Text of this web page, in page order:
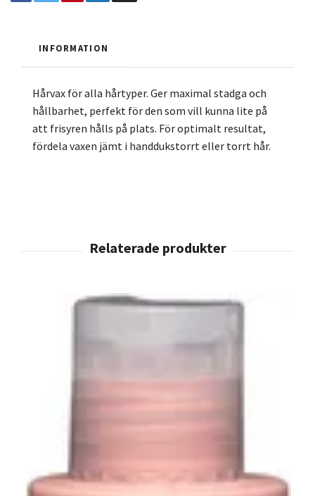
INFORMATION
Hårvax för alla hårtyper. Ger maximal stadga och
hållbarhet, perfekt för den som vill kunna lite på
att frisyren hålls på plats. För optimalt resultat,
fördela vaxen jämt i handdukstorrt eller torrt hår.